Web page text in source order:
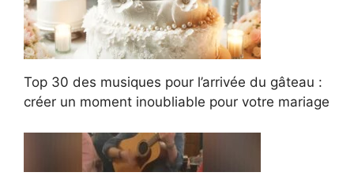
Top 30 des musiques pour l’arrivée du gâteau :
créer un moment inoubliable pour votre mariage